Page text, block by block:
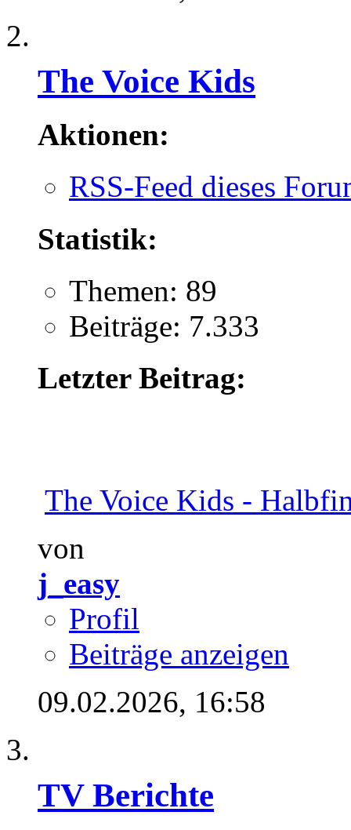
The Voice Kids
Aktionen:
RSS-Feed dieses
Statistik:
Themen: 89
Beiträge: 7.333
Letzter Beitrag:
The Voice Kids -
von
j_easy
Profil
Beiträge anzeigen
09.02.2026, 16:58
TV Berichte